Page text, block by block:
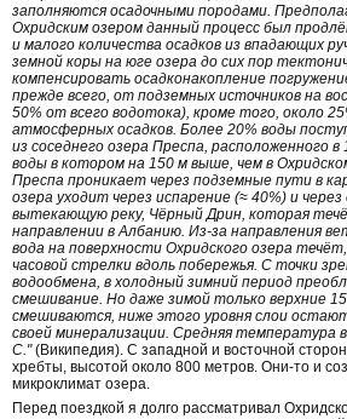
заполняются осадочными породами.
Охридским озером данный процесс был
и малого количества осадков из впадающих
земной коры на юге озера до сих пор
компенсировать осадконакопление
прежде всего, от подземных источников на
50% от всего водотока), кроме того, около
атмосферных осадков. Более 20% воды
из соседнего озера Преспа, расположенного в
воды в котором на 150 м выше, чем в
Преспа проникает через подземные пути в
озера уходит через испарение (≈ 40%) и
вытекающую реку, Чёрный Дрин, которая
направлении в Албанию. Из-за направления
вода на поверхности Охридского озера
часовой стрелки вдоль побережья. С точки
водообмена, в холодный зимний период
смешивание. Но даже зимой только верхние
смешиваются, ниже этого уровня слои
своей минерализации. Средняя температура
С."(Википедия). С западной и восточной
хребты, высотой около 800 метров. Они-то и
микроклимат озера.
Перед поездкой я долго рассматривал